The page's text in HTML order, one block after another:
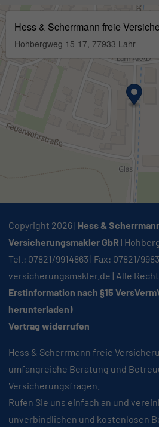
Copyright 2026 | Hess &
Versicherungsmakler GbR |
Tel.: 07821/9914863 | Fax: 07821/
versicherungsmakler.de | Alle
Erstinformation nach §15
herunterladen)
Vertrag widerrufen
Hess & Scherrmann freie
umfangreiche Beratung und
Versicherungsfragen.
Rufen Sie uns einfach an und
unverbindlichen und kostenlosen